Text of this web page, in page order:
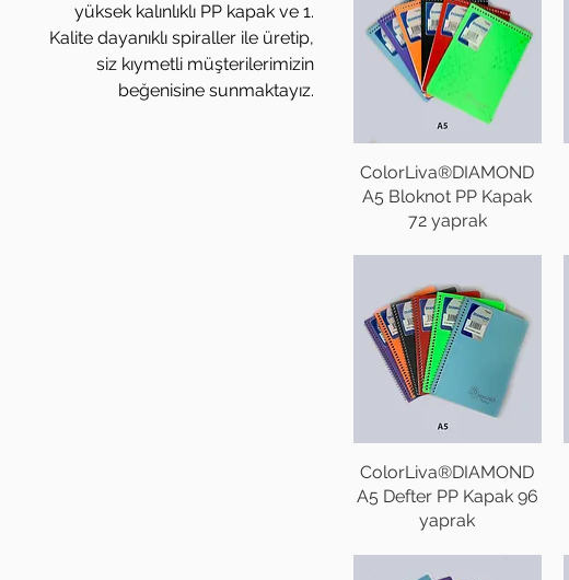
yüksek kalınlıklı PP kapak ve 1.
Kalite dayanıklı spiraller ile üretip,
siz kıymetli müşterilerimizin
beğenisine sunmaktayız.
ColorLiva®DIAMOND
A5 Bloknot PP Kapak
72 yaprak
ColorLiva®DIAMOND
A5 Defter PP Kapak 96
yaprak